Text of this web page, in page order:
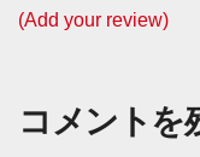
(Add your review)
コメントを